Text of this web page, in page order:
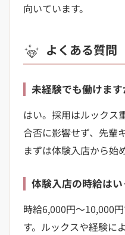
向いています。
よくある質問
未経験でも働けます
はい。採用はルックス
合否に影響せず、先輩
まずは体験入店から始
体験入店の時給はい
時給6,000円〜10,000
す。ルックスや経験に